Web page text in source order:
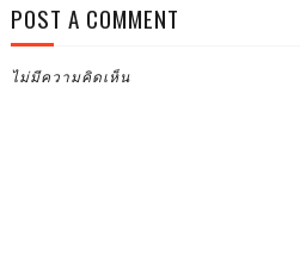
POST A COMMENT
ไม่มีความคิดเห็น